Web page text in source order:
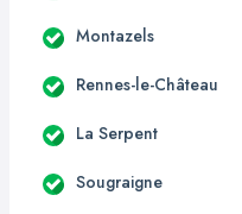
Montazels
Rennes-le-Château
La Serpent
Sougraigne